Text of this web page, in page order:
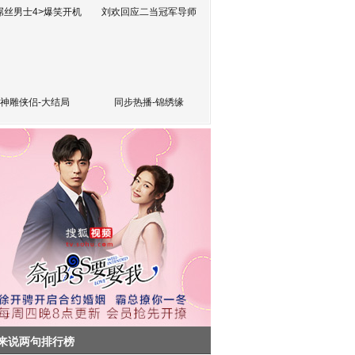
丝男士4>爆笑开机 刘欢回应二当冠军导师
神雕侠侣-大结局 同步热播-锦绣缘
说两句排行榜